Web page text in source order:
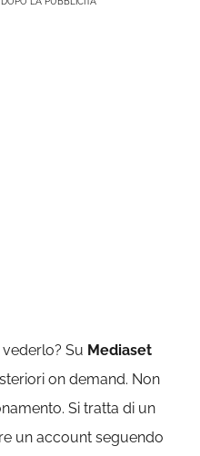
Su Mediaset
on demand. Non
Si tratta di un
un account seguendo